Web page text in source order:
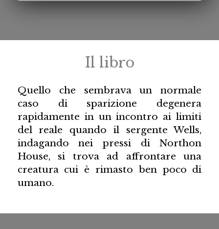
Il libro
Quello che sembrava un normale
caso di sparizione degenera
rapidamente in un incontro ai limiti
del reale quando il sergente Wells,
indagando nei pressi di Northon
House, si trova ad affrontare una
creatura cui è rimasto ben poco di
umano.